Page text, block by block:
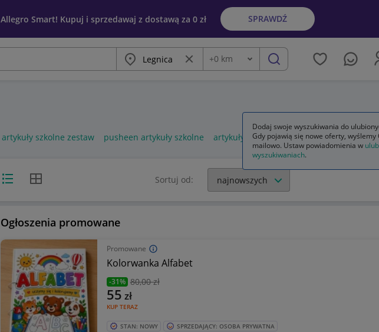
Allegro Smart! Kupuj i sprzedawaj z dostawą za 0 zł SPRAWDŹ
Miasto Wyczyść frazę
Odległość
+0 km szukaj
artykuły szkolne zestaw pusheen artykuły szkolne artykuły szkolne bambino
Widok listyWidok siatki Sortuj od:
Ogłoszenia promowane
Promowane
Kolorwanka Alfabet
-31% 80,00 zł
KUP TERAZ
55 zł
STAN: NOWY SPRZEDAJĄCY: OSOBA PRYWATNA
Dodaj swoje wyszukiwania do
Gdy pojawią się nowe oferty, wyślemy
mailowo. Ustaw powiadomienia w
wyszukiwaniach.